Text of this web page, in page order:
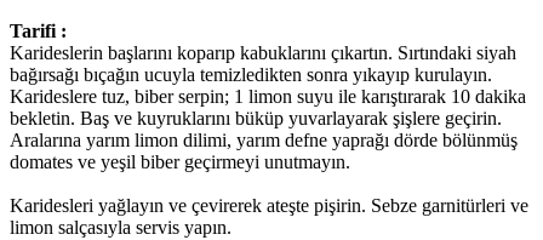
Tarifi :
Karideslerin başlarını koparıp kabuklarını çıkartın. Sırtındaki siyah
bağırsağı bıçağın ucuyla temizledikten sonra yıkayıp kurulayın.
Karideslere tuz, biber serpin; 1 limon suyu ile karıştırarak 10 dakika
bekletin. Baş ve kuyruklarını büküp yuvarlayarak şişlere geçirin.
Aralarına yarım limon dilimi, yarım defne yaprağı dörde bölünmüş
domates ve yeşil biber geçirmeyi unutmayın.
Karidesleri yağlayın ve çevirerek ateşte pişirin. Sebze garnitürleri ve
limon salçasıyla servis yapın.